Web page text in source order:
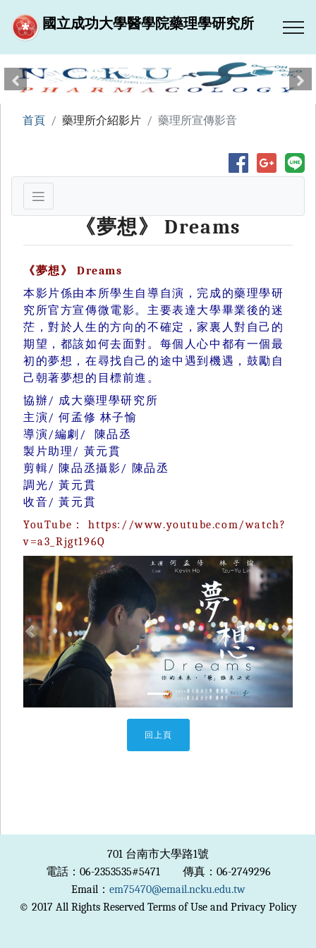
國立成功大學醫學院藥理學研究所
上一張 下
首頁 藥理所介紹影片 藥理所宣傳影音
《夢想》 Dreams
《夢想》 Dreams
本影片係由本所學生自導自演，完成的藥理學研
究所官方宣傳微電影。主要表達大學畢業後的迷
茫，對於人生的方向的不確定，家裏人對自己的
期望，都該如何去面對。每個人心中都有一個最
初的夢想，在尋找自己的途中遇到機遇，鼓勵自
己朝著夢想的目標前進。
協辦/ 成大藥理學研究所
主演/ 何孟修 林子愉
導演/編劇/ 陳品丞
製片助理/ 黃元貫
剪輯/ 陳品丞攝影/ 陳品丞
調光/ 黃元貫
收音/ 黃元貫
YouTube：https://www.youtube.com/watch?
v=a3_Rjgt196Q
Previous Next
回上頁
701 台南市大學路1號
電話：06-2353535#5471 傳真：06-2749296
Email： em75470@email.ncku.edu.tw
© 2017 All Rights Reserved Terms of Use and Privacy Policy